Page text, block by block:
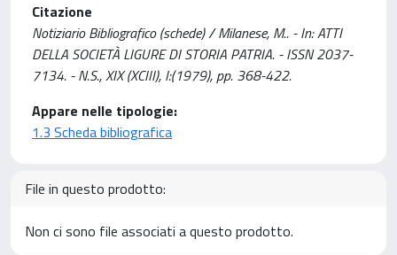
Citazione
Notiziario Bibliografico (schede) / Milanese, M.. - In: ATTI
DELLA SOCIETÀ LIGURE DI STORIA PATRIA. - ISSN 2037-
7134. - N.S., XIX (XCIII), I:(1979), pp. 368-422.
Appare nelle tipologie:
1.3 Scheda bibliografica
File in questo prodotto:
Non ci sono file associati a questo prodotto.